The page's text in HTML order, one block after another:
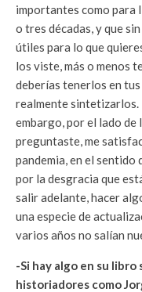
importantes como para
o tres décadas, y que
útiles para lo que
los viste, más o menos
deberías tenerlos en
realmente sintetizarlos.
embargo, por el lado de
preguntaste, me
pandemia, en el sentido
por la desgracia que
salir adelante, hacer
una especie de
varios años no salían
-Si hay algo en su
historiadores como